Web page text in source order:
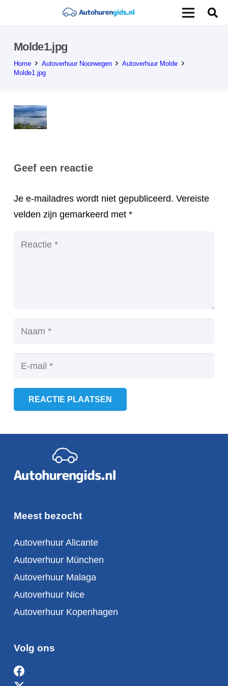
Molde1.jpg
Home Autoverhuur Noorwegen
Autoverhuur Molde
Molde1.jpg
Geef een reactie
Je e-mailadres wordt niet gepubliceerd. Vereiste
velden zijn gemarkeerd met *
REACTIE PLAATSEN
Meest bezocht
Autoverhuur Alicante
Autoverhuur München
Autoverhuur Malaga
Autoverhuur Nice
Autoverhuur Kopenhagen
Volg ons